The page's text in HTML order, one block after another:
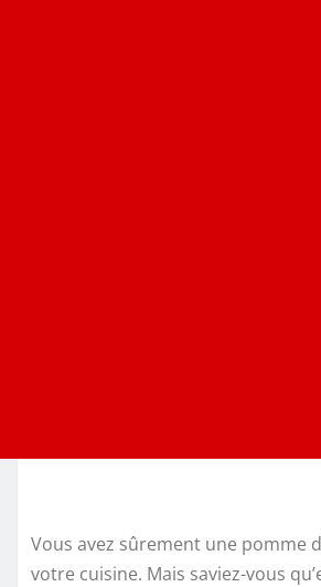
Vous avez sûrement une pomme
votre cuisine. Mais saviez-vous